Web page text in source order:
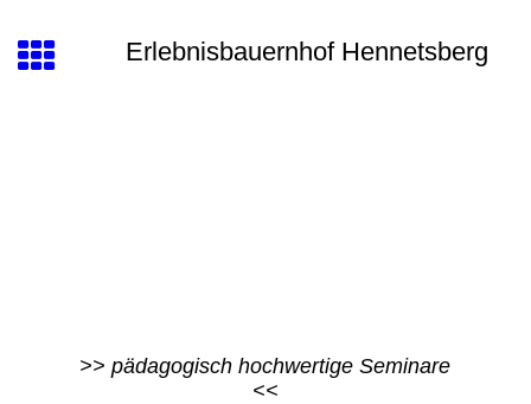
Erlebnisbauernhof Hennetsberg
>> pädagogisch hochwertige Seminare
<<